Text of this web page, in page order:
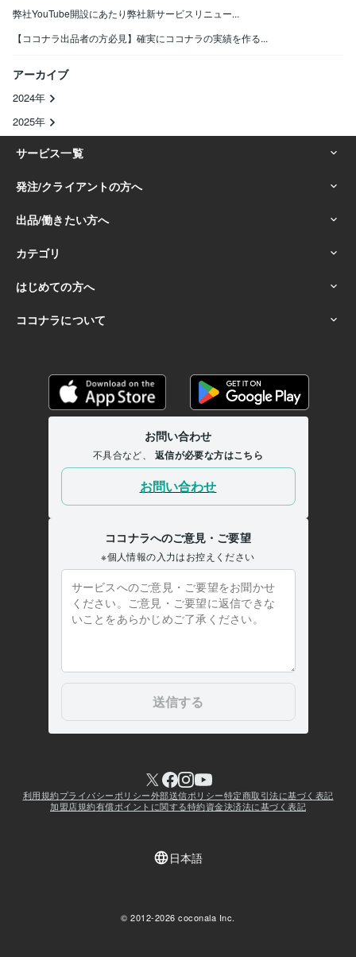
弊社YouTube開設にあたり弊社新サービスリニュー...
【ココナラ出品者の方必見】確実にココナラの実績を作る...
アーカイブ
2024年
2025年